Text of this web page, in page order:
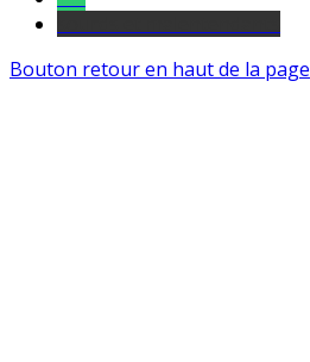
Bouton retour en haut de la page